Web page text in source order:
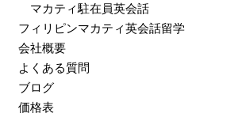
マカティ駐在員英会話
フィリピンマカティ英会話留学
会社概要
よくある質問
ブログ
価格表